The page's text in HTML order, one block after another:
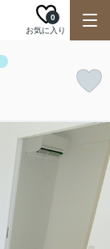
お気に入り
0